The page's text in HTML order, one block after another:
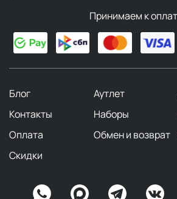
Принимаем к
Блог Аутлет
Контакты
Наборы
Оплата
Обмен и возврат
Скидки